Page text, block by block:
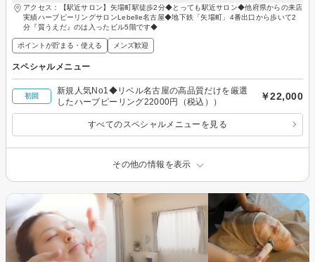
アクセス：【駅近サロン】矢場町駅徒歩2分◆とっても駅近サロン◆他府県からの来店
実績ハーブピーリングサロンLebelle名古屋◆地下鉄「矢場町」4番出口から歩いて2
分『質うえだ』のは入ったビル5階です◆
ポイントが貯まる・使える メンズ歓迎
スペシャルメニュー
初回
新規人気No1◆リベル名古屋の高品質だけを厳選
したハーブピーリング22000円（税込））
￥22,000
すべてのスペシャルメニューを見る
その他の情報を表示